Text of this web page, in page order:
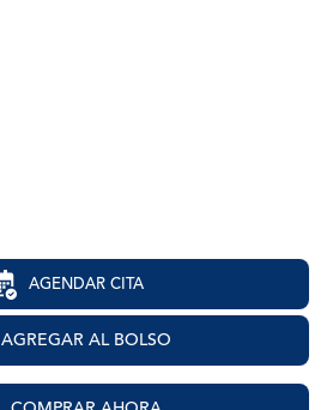
AGENDAR CITA
AGREGAR AL BOLSO